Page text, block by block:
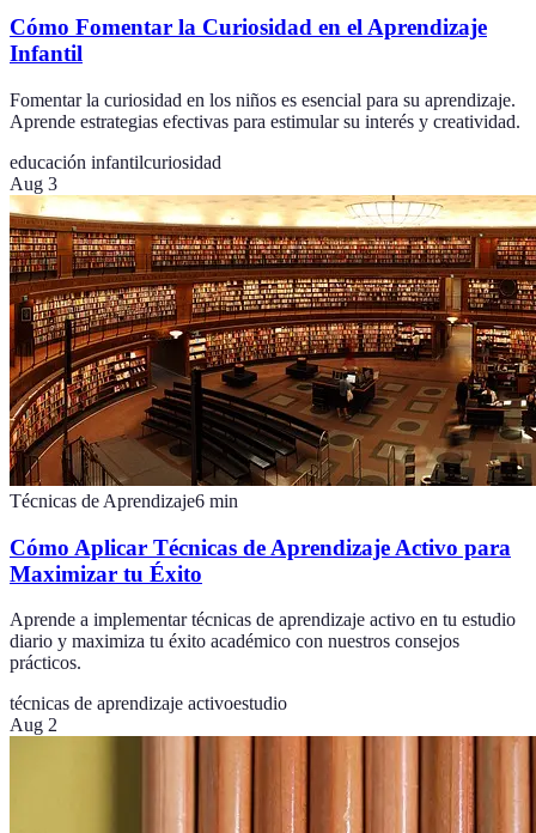
Cómo Fomentar la Curiosidad en el Aprendizaje
Infantil
Fomentar la curiosidad en los niños es esencial para su aprendizaje.
Aprende estrategias efectivas para estimular su interés y creatividad.
educación infantilcuriosidad
Aug 3
Técnicas de Aprendizaje6 min
Cómo Aplicar Técnicas de Aprendizaje Activo para
Maximizar tu Éxito
Aprende a implementar técnicas de aprendizaje activo en tu estudio
diario y maximiza tu éxito académico con nuestros consejos
prácticos.
técnicas de aprendizaje activoestudio
Aug 2